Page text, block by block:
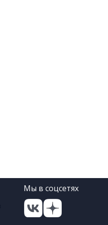
Мы в соцсетях